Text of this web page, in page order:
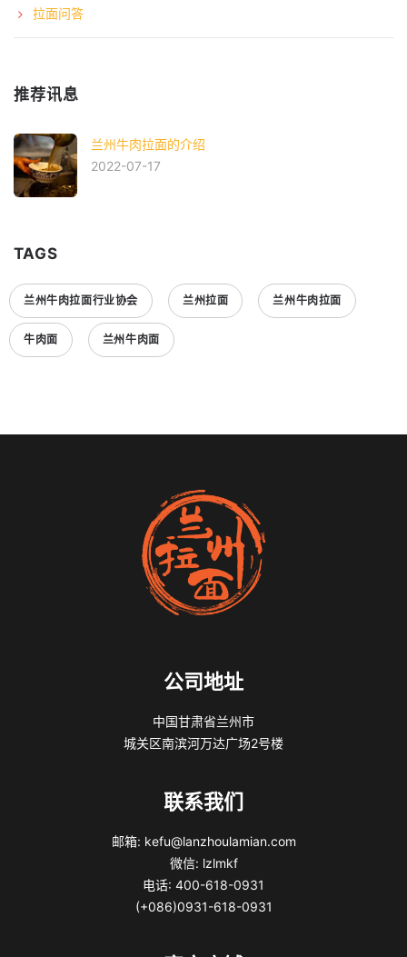
拉面问答
推荐讯息
兰州牛肉拉面的介绍
2022-07-17
TAGS
兰州牛肉拉面行业协会 兰州拉面 兰州牛肉拉面
牛肉面 兰州牛肉面
公司地址
中国甘肃省兰州市
城关区南滨河万达广场2号楼
联系我们
邮箱: kefu@lanzhoulamian.com
微信: lzlmkf
电话: 400-618-0931
(+086)0931-618-0931